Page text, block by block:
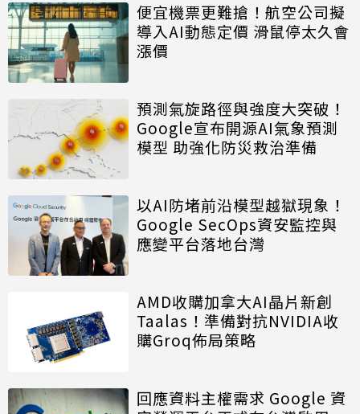
便宜機票更難搶！航空公司擬
導入AI動態定價 滑鼠停太久會
漲價
預測氣旋路徑與強度大突破！
Google宣布開源AI氣象預測
模型 助強化防災救治準備
以AI防堵前沿模型越獄現象！
Google SecOps資安監控與
應變平台落地台灣
AMD收購加拿大AI晶片新創
Taalas！準備對抗NVIDIA收
購Groq佈局策略
回應資料主權需求 Google 資